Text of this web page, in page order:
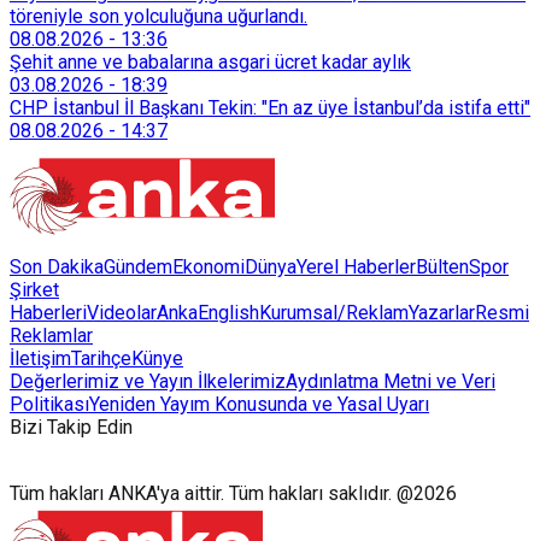
töreniyle son yolculuğuna uğurlandı.
08.08.2026 - 13:36
Şehit anne ve babalarına asgari ücret kadar aylık
03.08.2026 - 18:39
CHP İstanbul İl Başkanı Tekin: "En az üye İstanbul’da istifa etti"
08.08.2026 - 14:37
Son DakikaGündemEkonomiDünyaYerel HaberlerBültenSpor
Şirket
HaberleriVideolarAnkaEnglishKurumsal/ReklamYazarlarResmi
Reklamlar
İletişimTarihçeKünye
Değerlerimiz ve Yayın İlkelerimizAydınlatma Metni ve Veri
PolitikasıYeniden Yayım Konusunda ve Yasal Uyarı
Bizi Takip Edin
Tüm hakları ANKA'ya aittir. Tüm hakları saklıdır. @2026